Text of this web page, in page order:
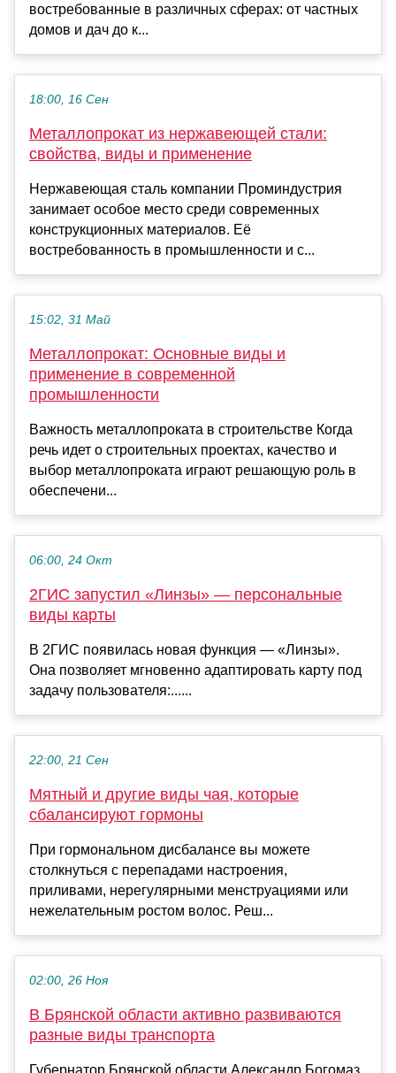
востребованные в различных сферах: от частных
домов и дач до к...
18:00, 16 Сен
Металлопрокат из нержавеющей стали:
свойства, виды и применение
Нержавеющая сталь компании Проминдустрия
занимает особое место среди современных
конструкционных материалов. Её
востребованность в промышленности и с...
15:02, 31 Май
Металлопрокат: Основные виды и
применение в современной
промышленности
Важность металлопроката в строительстве Когда
речь идет о строительных проектах, качество и
выбор металлопроката играют решающую роль в
обеспечени...
06:00, 24 Окт
2ГИС запустил «Линзы» — персональные
виды карты
В 2ГИС появилась новая функция — «Линзы».
Она позволяет мгновенно адаптировать карту под
задачу пользователя:......
22:00, 21 Сен
Мятный и другие виды чая, которые
сбалансируют гормоны
При гормональном дисбалансе вы можете
столкнуться с перепадами настроения,
приливами, нерегулярными менструациями или
нежелательным ростом волос. Реш...
02:00, 26 Ноя
В Брянской области активно развиваются
разные виды транспорта
Губернатор Брянской области Александр Богомаз